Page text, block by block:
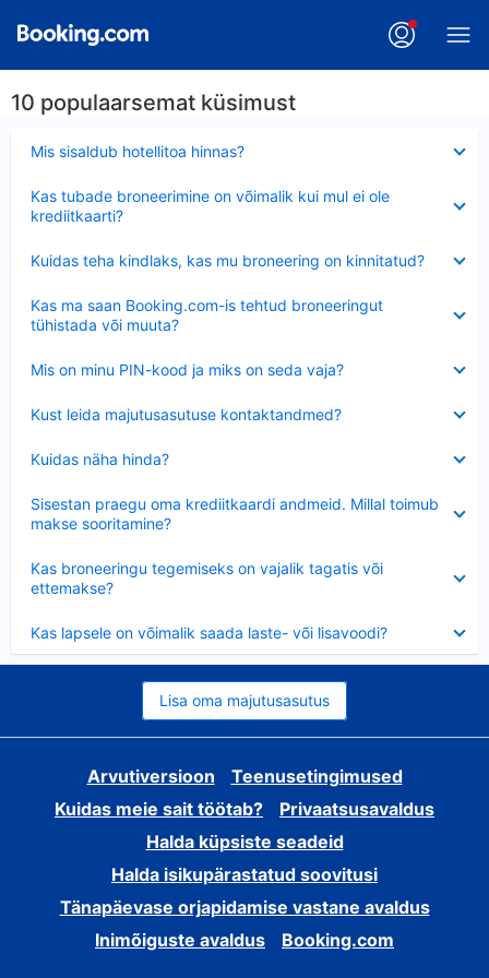
10 populaarsemat küsimust
Mis sisaldub hotellitoa hinnas?
Kas tubade broneerimine on võimalik kui mul ei ole
krediitkaarti?
Kuidas teha kindlaks, kas mu broneering on kinnitatud?
Kas ma saan Booking.com-is tehtud broneeringut
tühistada või muuta?
Mis on minu PIN-kood ja miks on seda vaja?
Kust leida majutusasutuse kontaktandmed?
Kuidas näha hinda?
Sisestan praegu oma krediitkaardi andmeid. Millal toimub
makse sooritamine?
Kas broneeringu tegemiseks on vajalik tagatis või
ettemakse?
Kas lapsele on võimalik saada laste- või lisavoodi?
Lisa oma majutusasutus
Arvutiversioon
Teenusetingimused
Kuidas meie sait töötab?
Privaatsusavaldus
Halda küpsiste seadeid
Halda isikupärastatud soovitusi
Tänapäevase orjapidamise vastane avaldus
Inimõiguste avaldus
Booking.com